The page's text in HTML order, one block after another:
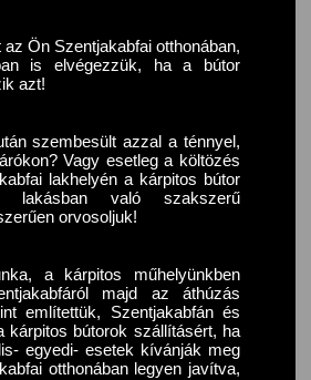
Ön Szentjakabfai otthonában,
is elvégezzük, ha a bútor
azt!
szembesült azzal a ténnyel,
Vagy esetleg a költözés
lakhelyén a kárpitos bútor
lakásban való szakszerű
orvosoljuk!
a kárpitos műhelyünkben
majd az áthúzás
említettük, Szentjakabfán és
bútorok szállításért, ha
egyedi- esetek kívánják meg
otthonában legyen javítva,